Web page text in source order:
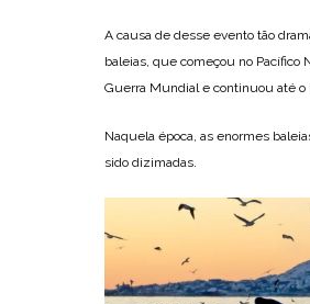
A causa de desse evento tão
baleias, que começou no Pacífico
Guerra Mundial e continuou até o
Naquela época, as enormes
sido dizimadas.